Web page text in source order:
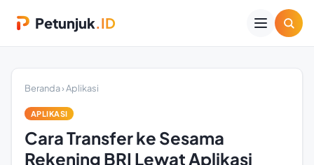
Petunjuk.ID
Beranda›Aplikasi
APLIKASI
Cara Transfer ke Sesama
Rekening BRI Lewat Aplikasi